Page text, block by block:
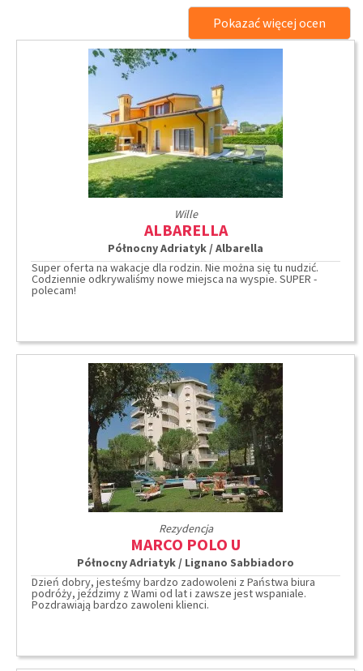
Pokazać więcej ocen
Wille
ALBARELLA
Północny Adriatyk / Albarella
Super oferta na wakacje dla rodzin. Nie można się tu nudzić.
Codziennie odkrywaliśmy nowe miejsca na wyspie. SUPER -
polecam!
Rezydencja
MARCO POLO U
Północny Adriatyk / Lignano Sabbiadoro
Dzień dobry, jesteśmy bardzo zadowoleni z Państwa biura
podróży, jeździmy z Wami od lat i zawsze jest wspaniale.
Pozdrawiają bardzo zawoleni klienci.